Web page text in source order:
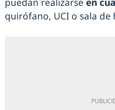
quirófano, UCI o sala